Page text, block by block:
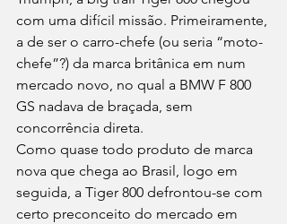
com uma difícil missão. Primeiramente,
a de ser o carro-chefe (ou seria “moto-
chefe”?) da marca britânica em num
mercado novo, no qual a BMW F 800
GS nadava de braçada, sem
concorrência direta.
Como quase todo produto de marca
nova que chega ao Brasil, logo em
seguida, a Tiger 800 defrontou-se com
certo preconceito do mercado em